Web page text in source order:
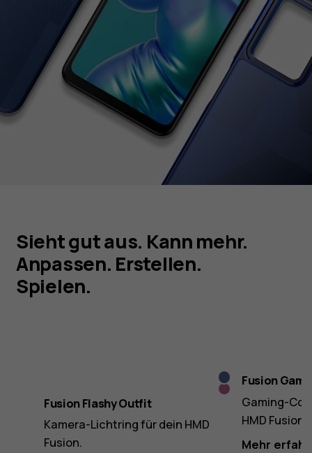
Sieht gut aus. Kann mehr.
Anpassen. Erstellen.
Spielen.
Indigo
Blue
Pink
Fusion Flashy Outfit
Kamera-Lichtring für dein HMD
Fusion.
Fusion
Gaming-
HMD Fusion.
Mehr